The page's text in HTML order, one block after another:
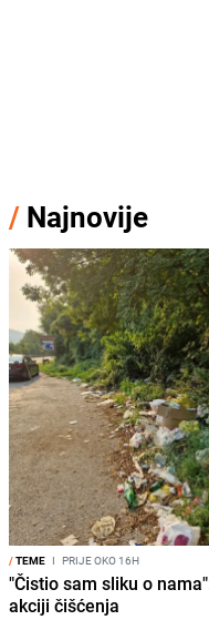
/ Najnovije
/TEME I PRIJE OKO 16H
"Čistio sam sliku o
akciji čišćenja